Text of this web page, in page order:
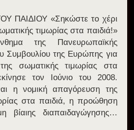
ΠΑΙΔΙΟΥ «Σηκώστε το χέρι
τιμωρίας στα παιδιά!»
της Πανευρωπαϊκής
Συμβουλίου της Ευρώπης για
σωματικής τιμωρίας στα
τον Ιούνιο του 2008.
η νομική απαγόρευση της
στα παιδιά, η προώθηση
βίαιης διαπαιδαγώγησης…